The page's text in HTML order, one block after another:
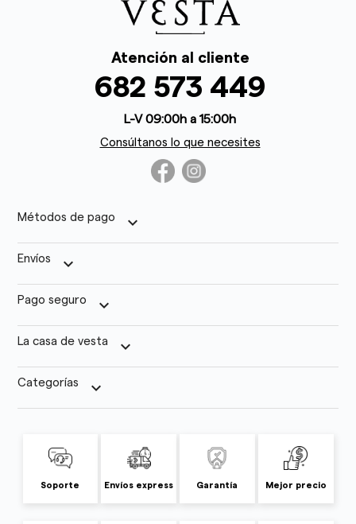
Atención al cliente
682 573 449
L-V 09:00h a 15:00h
Consúltanos lo que necesites
Métodos de pago keyboard_arrow_down
Envíos keyboard_arrow_down
Pago seguro keyboard_arrow_down
La casa de vesta keyboard_arrow_down
Categorías keyboard_arrow_down
Soporte Envíos express Garantía Mejor precio